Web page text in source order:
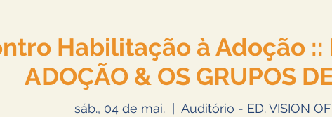
Habilitação à Adoção ::
ADOÇÃO & OS GRUPOS
sáb., 04 de mai.
  |
Auditório - ED. VISION